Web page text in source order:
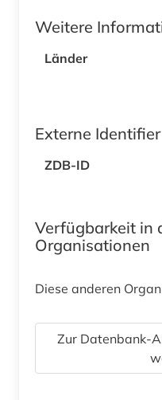
Weitere
Länder
Externe Identifier
ZDB-ID
Verfügbarkeit in
Organisationen
Diese anderen
Zur Datenbank-